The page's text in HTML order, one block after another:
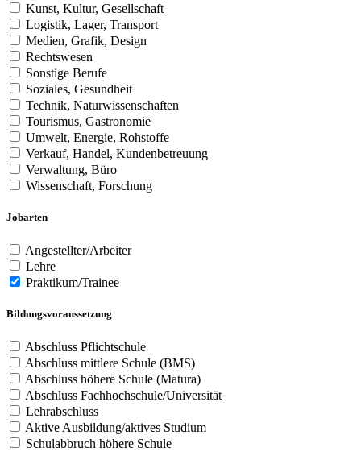
Kunst, Kultur, Gesellschaft
Logistik, Lager, Transport
Medien, Grafik, Design
Rechtswesen
Sonstige Berufe
Soziales, Gesundheit
Technik, Naturwissenschaften
Tourismus, Gastronomie
Umwelt, Energie, Rohstoffe
Verkauf, Handel, Kundenbetreuung
Verwaltung, Büro
Wissenschaft, Forschung
Jobarten
Angestellter/Arbeiter
Lehre
Praktikum/Trainee
Bildungsvoraussetzung
Abschluss Pflichtschule
Abschluss mittlere Schule (BMS)
Abschluss höhere Schule (Matura)
Abschluss Fachhochschule/Universität
Lehrabschluss
Aktive Ausbildung/aktives Studium
Schulabbruch höhere Schule